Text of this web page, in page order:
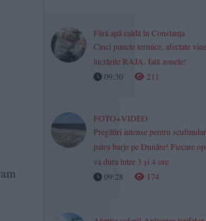
Fără apă caldă în Constanța
Cinci puncte termice, afectate
lucrările RAJA. Iată zonele!
09:30
211
FOTO+VIDEO
Pregătiri intense pentru
patru barje pe Dunăre! Fiecare
va dura între 3 și 4 ore
09:28
174